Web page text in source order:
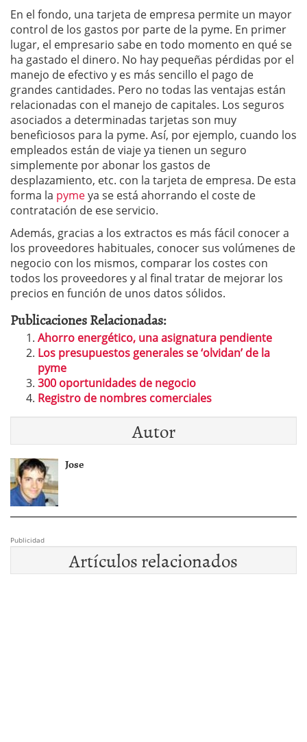
En el fondo, una tarjeta de empresa permite un mayor
control de los gastos por parte de la pyme. En primer
lugar, el empresario sabe en todo momento en qué se
ha gastado el dinero. No hay pequeñas pérdidas por el
manejo de efectivo y es más sencillo el pago de
grandes cantidades. Pero no todas las ventajas están
relacionadas con el manejo de capitales. Los seguros
asociados a determinadas tarjetas son muy
beneficiosos para la pyme. Así, por ejemplo, cuando los
empleados están de viaje ya tienen un seguro
simplemente por abonar los gastos de
desplazamiento, etc. con la tarjeta de empresa. De esta
forma la pymeya se está ahorrando el coste de
contratación de ese servicio.
Además, gracias a los extractos es más fácil conocer a
los proveedores habituales, conocer sus volúmenes de
negocio con los mismos, comparar los costes con
todos los proveedores y al final tratar de mejorar los
precios en función de unos datos sólidos.
Publicaciones Relacionadas:
Ahorro energético, una asignatura pendiente
Los presupuestos generales se ‘olvidan’ de la
pyme
300 oportunidades de negocio
Registro de nombres comerciales
Autor
Jose
Publicidad
Artículos relacionados